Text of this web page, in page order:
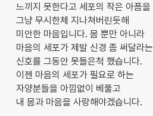
느끼지 못한다고 세포의 작은 아픔을
그냥 무시한체 지나쳐버린듯해
미안한 마음입니다. 몸 뿐만 아니라
마음의 세포가 제발 신경 좀 써달라는
신호를 그동안 못들은척 했습니다.
이젠 마음의 세포가 필요로 하는
자양분들을 아낌없이 베풀고
내 몸과 마음을 사랑해야겠습니다.